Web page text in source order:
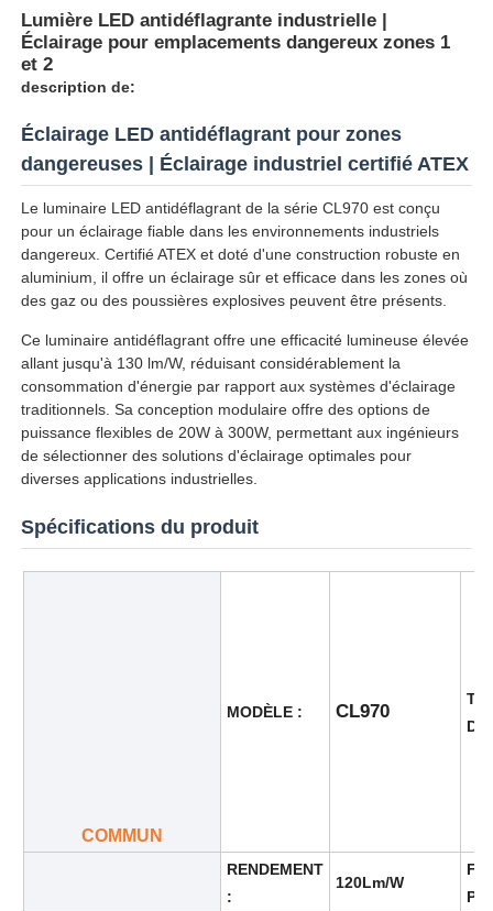
Aperçu
Produits
Demande de soumission
Lumière LED antidéflagrante industrielle |
Éclairage pour emplacements dangereux zones 1
et 2
description de:
Éclairage LED antidéflagrant pour zones
dangereuses | Éclairage industriel certifié ATEX
Le luminaire LED antidéflagrant de la série CL970 est conçu
pour un éclairage fiable dans les environnements industriels
dangereux. Certifié ATEX et doté d'une construction robuste en
aluminium, il offre un éclairage sûr et efficace dans les zones où
des gaz ou des poussières explosives peuvent être présents.
Ce luminaire antidéflagrant offre une efficacité lumineuse élevée
allant jusqu'à 130 lm/W, réduisant considérablement la
consommation d'énergie par rapport aux systèmes d'éclairage
traditionnels. Sa conception modulaire offre des options de
puissance flexibles de 20W à 300W, permettant aux ingénieurs
de sélectionner des solutions d'éclairage optimales pour
diverses applications industrielles.
Spécifications du produit
COMMUN
MODÈLE : CL970
RENDEMENT
:
120Lm/W